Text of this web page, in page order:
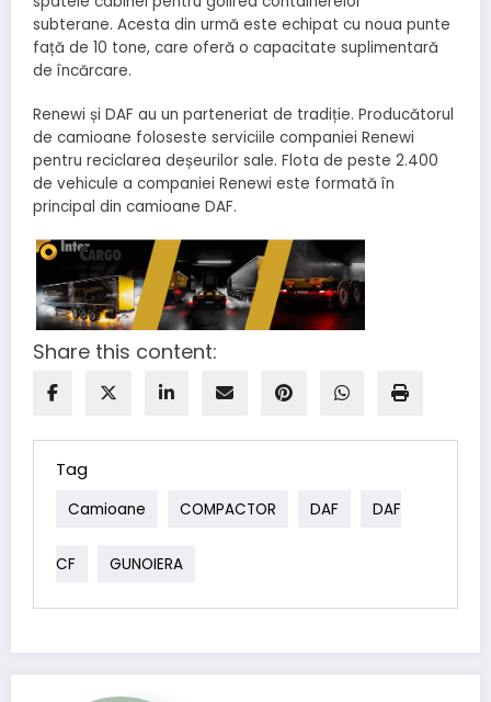
subterane. Acesta din urmă este echipat cu noua punte
față de 10 tone, care oferă o capacitate suplimentară
de încărcare.
Renewi și DAF au un parteneriat de tradiție. Producătorul
de camioane foloseste serviciile companiei Renewi
pentru reciclarea deșeurilor sale. Flota de peste 2.400
de vehicule a companiei Renewi este formată în
principal din camioane DAF.
Share this content:
Tag
Camioane COMPACTOR DAF DAF
CF GUNOIERA